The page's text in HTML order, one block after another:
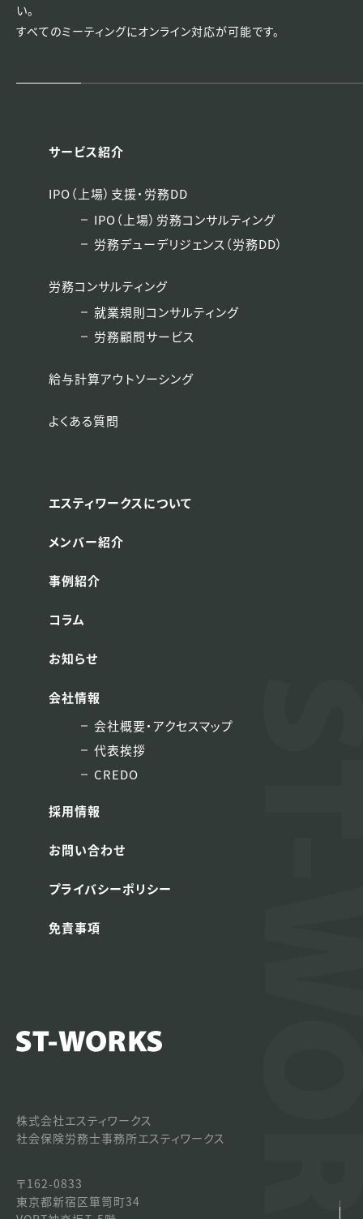
い。
すべてのミーティングにオンライン対応が可能です。
株式会社エスティワークス
社会保険労務士事務所エスティワークス
〒162-0833
東京都新宿区箪笥町34
サービス紹介
IPO（上場）支援・労務DD
IPO（上場）労務コンサルティング
労務デューデリジェンス（労務DD）
労務コンサルティング
就業規則コンサルティング
労務顧問サービス
給与計算アウトソーシング
よくある質問
エスティワークスについて
メンバー紹介
事例紹介
コラム
お知らせ
会社情報
会社概要・アクセスマップ
代表挨拶
CREDO
採用情報
お問い合わせ
プライバシーポリシー
免責事項